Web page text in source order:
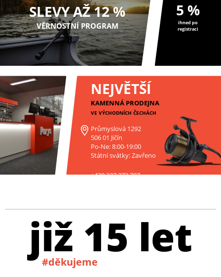
SLEVY AŽ 12 %
VĚRNOSTNÍ PROGRAM
5 %
ihned po
registraci
NEJVĚTŠÍ
KAMENNÁ PRODEJNA
VE VÝCHODNÍCH ČECHÁCH
Průmyslová 1292
506 01 Jičín
Po-Ne: 8:00-19:00
Státní svátky: Zavřeno
+420 227 272 797
již 15 let
#děkujeme